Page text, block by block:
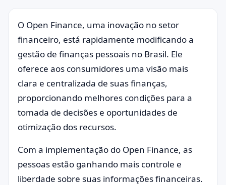
O Open Finance, uma inovação no setor
financeiro, está rapidamente modificando a
gestão de finanças pessoais no Brasil. Ele
oferece aos consumidores uma visão mais
clara e centralizada de suas finanças,
proporcionando melhores condições para a
tomada de decisões e oportunidades de
otimização dos recursos.
Com a implementação do Open Finance, as
pessoas estão ganhando mais controle e
liberdade sobre suas informações financeiras.